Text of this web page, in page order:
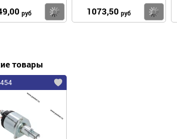
руб Купить
1073,50 руб
товары